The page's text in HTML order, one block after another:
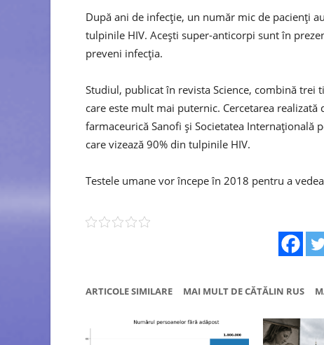
După ani de infecție, un număr mic de pacienți
tulpinile HIV. Acești super-anticorpi sunt în
preveni infecția.
Studiul, publicat în revista Science, combină
care este mult mai puternic. Cercetarea
farmaceurică Sanofi și Societatea Internațională
care vizează 90% din tulpinile HIV.
Testele umane vor începe în 2018 pentru a
ARTICOLE SIMILARE MAI MULT DE CĂTĂLIN RUS